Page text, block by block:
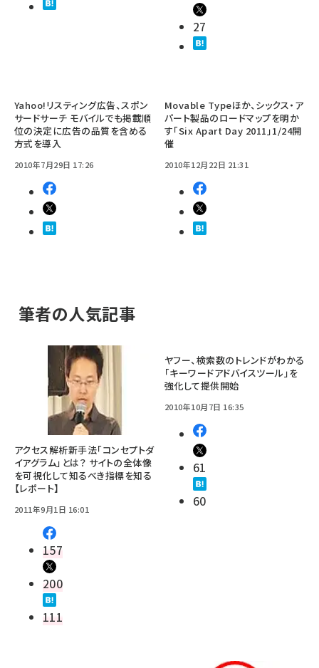
27
Yahoo!リスティング広告、スポン
サードサーチ モバイルでも掲載順
位の決定に広告の品質を含める
方式を導入
2010年7月29日 17:26
Movable Typeほか、シックス・ア
パート製品のロードマップを明か
す「Six Apart Day 2011」1/24開
催
2010年12月22日 21:31
筆者の人気記事
アクセス解析新手法「コンセプトダ
イアグラム」とは？ サイトの全体像
を可視化して知るべき指標を知る
【レポート】
2011年9月1日 16:01
157
200
111
ヤフー、検索数のトレンドがわかる
「キーワードアドバイスツール」を
強化して提供開始
2010年10月7日 16:35
61
60